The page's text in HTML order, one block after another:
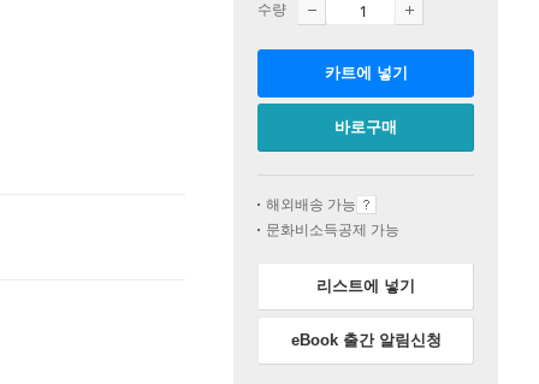
수량
카트에 넣기
바로구매
해외배송 가능
문화비소득공제 가능
리스트에 넣기
eBook 출간 알림신청